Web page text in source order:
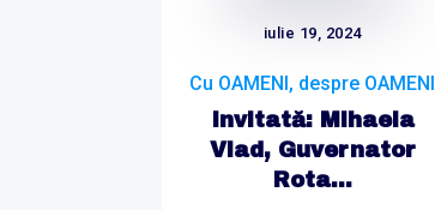
iulie 19, 2024
Cu OAMENI, despre OAMENI
Invitată: Mihaela
Vlad, Guvernator
Rota...